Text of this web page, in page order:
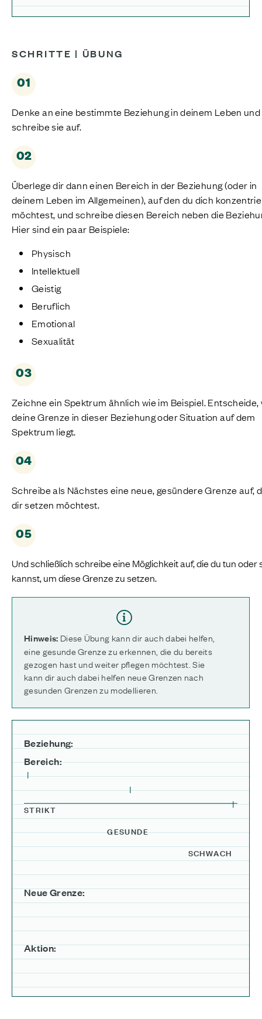
SCHRITTE | ÜBUNG
01
Denke an eine bestimmte Beziehung in deinem Leben und
schreibe sie auf.
02
Überlege dir dann einen Bereich in der Beziehung (oder in
deinem Leben im Allgemeinen), auf den du dich
möchtest, und schreibe diesen Bereich neben die
Hier sind ein paar Beispiele:
Physisch
Intellektuell
Geistig
Beruflich
Emotional
Sexualität
03
Zeichne ein Spektrum ähnlich wie im Beispiel. Entscheide,
deine Grenze in dieser Beziehung oder Situation auf dem
Spektrum liegt.
04
Schreibe als Nächstes eine neue, gesündere Grenze auf,
dir setzen möchtest.
05
Und schließlich schreibe eine Möglichkeit auf, die du tun oder
kannst, um diese Grenze zu setzen.
Hinweis: Diese Übung kann dir auch dabei helfen,
eine gesunde Grenze zu erkennen, die du bereits
gezogen hast und weiter pflegen möchtest. Sie
kann dir auch dabei helfen neue Grenzen nach
gesunden Grenzen zu modellieren.
Beziehung:
Bereich:
I
I
I
STRIKT
GESUNDE
SCHWACH
Neue Grenze:
Aktion: